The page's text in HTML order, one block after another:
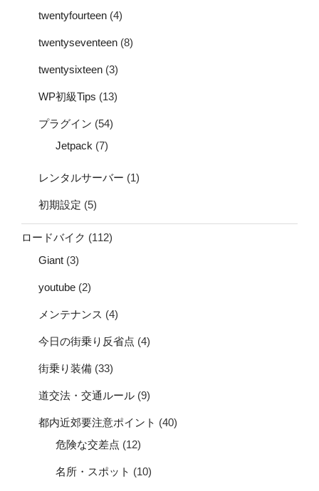
twentyfourteen (4)
twentyseventeen (8)
twentysixteen (3)
WP初級Tips (13)
プラグイン (54)
Jetpack (7)
レンタルサーバー (1)
初期設定 (5)
ロードバイク (112)
Giant (3)
youtube (2)
メンテナンス (4)
今日の街乗り反省点 (4)
街乗り装備 (33)
道交法・交通ルール (9)
都内近郊要注意ポイント (40)
危険な交差点 (12)
名所・スポット (10)